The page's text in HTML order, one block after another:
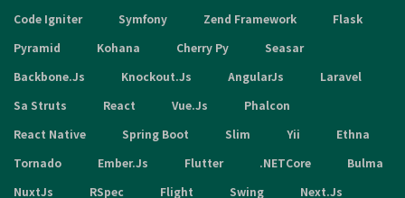
Code Igniter
Symfony Zend Framework
Flask
Pyramid
Kohana Cherry Py
Seasar
Backbone.Js
Knockout.Js AngularJs
Laravel
Sa Struts
React Vue.Js
Phalcon
React Native
Spring Boot Slim Yii
Ethna
Tornado
Ember.Js Flutter .NETCore
Bulma
NuxtJs
RSpec Flight Swing
Next.Js